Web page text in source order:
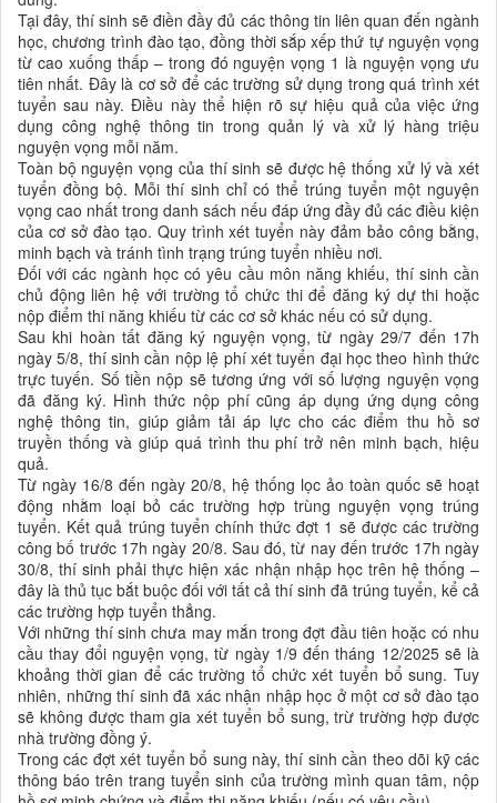
Tại đây, thí sinh sẽ điền đầy đủ các thông tin liên quan đến ngành
học, chương trình đào tạo, đồng thời sắp xếp thứ tự nguyện vọng
từ cao xuống thấp – trong đó nguyện vọng 1 là nguyện vọng ưu
tiên nhất. Đây là cơ sở để các trường sử dụng trong quá trình xét
tuyển sau này. Điều này thể hiện rõ sự hiệu quả của việc ứng
dụng công nghệ thông tin trong quản lý và xử lý hàng triệu
nguyện vọng mỗi năm.
Toàn bộ nguyện vọng của thí sinh sẽ được hệ thống xử lý và xét
tuyển đồng bộ. Mỗi thí sinh chỉ có thể trúng tuyển một nguyện
vọng cao nhất trong danh sách nếu đáp ứng đầy đủ các điều kiện
của cơ sở đào tạo. Quy trình xét tuyển này đảm bảo công bằng,
minh bạch và tránh tình trạng trúng tuyển nhiều nơi.
Đối với các ngành học có yêu cầu môn năng khiếu, thí sinh cần
chủ động liên hệ với trường tổ chức thi để đăng ký dự thi hoặc
nộp điểm thi năng khiếu từ các cơ sở khác nếu có sử dụng.
Sau khi hoàn tất đăng ký nguyện vọng, từ ngày 29/7 đến 17h
ngày 5/8, thí sinh cần nộp lệ phí xét tuyển đại học theo hình thức
trực tuyến. Số tiền nộp sẽ tương ứng với số lượng nguyện vọng
đã đăng ký. Hình thức nộp phí cũng áp dụng ứng dụng công
nghệ thông tin, giúp giảm tải áp lực cho các điểm thu hồ sơ
truyền thống và giúp quá trình thu phí trở nên minh bạch, hiệu
quả.
Từ ngày 16/8 đến ngày 20/8, hệ thống lọc ảo toàn quốc sẽ hoạt
động nhằm loại bỏ các trường hợp trùng nguyện vọng trúng
tuyển. Kết quả trúng tuyển chính thức đợt 1 sẽ được các trường
công bố trước 17h ngày 20/8. Sau đó, từ nay đến trước 17h ngày
30/8, thí sinh phải thực hiện xác nhận nhập học trên hệ thống –
đây là thủ tục bắt buộc đối với tất cả thí sinh đã trúng tuyển, kể cả
các trường hợp tuyển thẳng.
Với những thí sinh chưa may mắn trong đợt đầu tiên hoặc có nhu
cầu thay đổi nguyện vọng, từ ngày 1/9 đến tháng 12/2025 sẽ là
khoảng thời gian để các trường tổ chức xét tuyển bổ sung. Tuy
nhiên, những thí sinh đã xác nhận nhập học ở một cơ sở đào tạo
sẽ không được tham gia xét tuyển bổ sung, trừ trường hợp được
nhà trường đồng ý.
Trong các đợt xét tuyển bổ sung này, thí sinh cần theo dõi kỹ các
thông báo trên trang tuyển sinh của trường mình quan tâm, nộp